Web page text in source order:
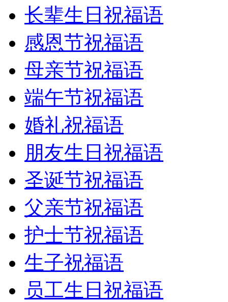
长辈生日祝福语
感恩节祝福语
母亲节祝福语
端午节祝福语
婚礼祝福语
朋友生日祝福语
圣诞节祝福语
父亲节祝福语
护士节祝福语
生子祝福语
员工生日祝福语